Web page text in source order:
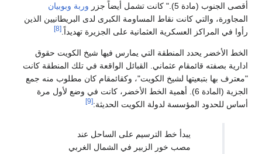
أقصى الجنوب (مادة 5)." كانت تشمل أيضاً جزر
وربة وبوبيان
المجاورة، والتي كانت نقاط المساومة الكبرى لدى البريطانيين الذين
رأوا في المراكز العسكرية العثمانية على الجزيرة تهديداً. [8]
الخط الأخضر يحدد المنطقة التي يمارس فيها شيخ الكويت حقوق
ادارية بصفته قائمقام عثماني. القبائل الواقعة في تلك المنطقة كانت
"معترف بها بتبعيتها لشيخ الكويت"، وكقائمقام كان مطلوب منه جمع
الجزية (المادة 6). أهمية الخط الأخضر، كانت في وضع لأول مرة
أساس للحدود المؤسسة لدولة الكويت الحديثة:[9]
يبدأ خط الترسيم على الساحل عند
مصب خور الزبير في الشمال الغربي